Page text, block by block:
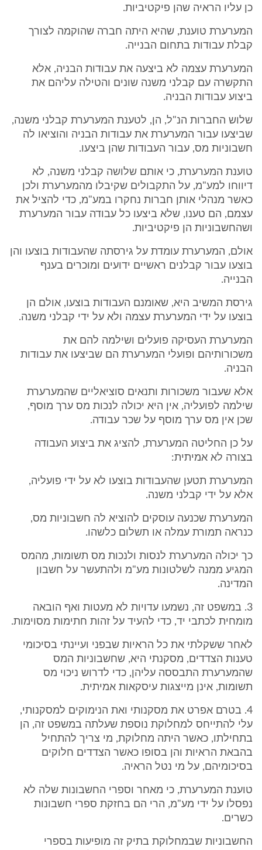
כן עליו הראיה שהן פיקטיביות.
המערערת טוענת, שהיא היתה חברה שהוקמה לצורך
קבלת עבודות בתחום הבנייה.
המערערת עצמה לא ביצעה את עבודות הבניה, אלא
התקשרה עם קבלני משנה שונים והטילה עליהם את
ביצוע עבודות הבניה.
שלוש החברות הנ"ל, הן, לטענת המערערת קבלני משנה,
שביצעו עבור המערערת את עבודות הבניה והוציאו לה
חשבוניות מס, עבור העבודות שהן ביצעו.
טוענת המערערת, כי אותם שלושה קבלני משנה, לא
דיווחו למע"מ, על התקבולים שקיבלו מהמערערת ולכן
כאשר מנהלי אותן חברות נחקרו במע"מ, כדי להציל את
עצמם, הם טענו, שלא ביצעו כל עבודה עבור המערערת
ושהחשבוניות הן פיקטיביות.
אולם, המערערת עומדת על גירסתה שהעבודות בוצעו והן
בוצעו עבור קבלנים ראשיים ידועים ומוכרים בענף
הבנייה.
גירסת המשיב היא, שאומנם העבודות בוצעו, אולם הן
בוצעו על ידי המערערת עצמה ולא על ידי קבלני משנה.
המערערת העסיקה פועלים ושילמה להם את
משכורותיהם ופועלי המערערת הם שביצעו את עבודות
הבניה.
אלא שעבור משכורות ותנאים סוציאליים שהמערערת
שילמה לפועליה, אין היא יכולה לנכות מס ערך מוסף,
שכן אין מס ערך מוסף על שכר עבודה.
על כן החליטה המערערת, להציג את ביצוע העבודה
בצורה לא אמיתית:
המערערת תטען שהעבודות בוצעו לא על ידי פועליה,
אלא על ידי קבלני משנה.
המערערת שכנעה עוסקים להוציא לה חשבוניות מס,
כנראה תמורת עמלה או תשלום כלשהו.
כך יכולה המערערת לנסות ולנכות מס תשומות, מהמס
המגיע ממנה לשלטונות מע"מ ולהתעשר על חשבון
המדינה.
3. במשפט זה, נשמעו עדויות לא מעטות ואף הובאה
מומחית לכתבי יד, כדי להעיד על זהות חתימות מסוימות.
לאחר ששקלתי את כל הראיות שבפני ועיינתי בסיכומי
טענות הצדדים, מסקנתי היא, שחשבוניות המס
שהמערערת התבססה עליהן, כדי לדרוש ניכוי מס
תשומות, אינן מייצגות עיסקאות אמיתית.
4. בטרם אפרט את מסקנותי ואת הנימוקים למסקנותי,
עלי להתייחס למחלוקת נוספת שעלתה במשפט זה, הן
בתחילתו, כאשר היתה מחלוקת, מי צריך להתחיל
בהבאת הראיות והן בסופו כאשר הצדדים חלוקים
בסיכומיהם, על מי נטל הראיה.
טוענת המערערת, כי מאחר וספרי החשבונות שלה לא
נפסלו על ידי מע"מ, הרי הם בחזקת ספרי חשבונות
כשרים.
החשבוניות שבמחלוקת בתיק זה מופיעות בספרי